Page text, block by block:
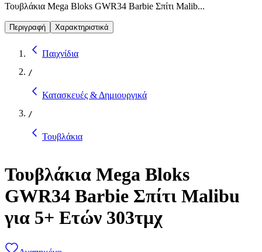
Τουβλάκια Mega Bloks GWR34 Barbie Σπίτι Malib...
Περιγραφή Χαρακτηριστικά
Παιχνίδια
/
Κατασκευές & Δημιουργικά
/
Τουβλάκια
Τουβλάκια Mega Bloks
GWR34 Barbie Σπίτι Malibu
για 5+ Ετών 303τμχ